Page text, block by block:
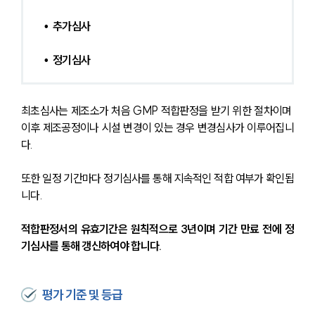
•  추가심사
•  정기심사
최초심사는 제조소가 처음 GMP 적합판정을 받기 위한 절차이며
이후 제조공정이나 시설 변경이 있는 경우 변경심사가 이루어집니
다.
또한 일정 기간마다 정기심사를 통해 지속적인 적합 여부가 확인됩
니다.
적합판정서의 유효기간은 원칙적으로 3년이며 기간 만료 전에 정
기심사를 통해 갱신하여야 합니다.
평가 기준 및 등급